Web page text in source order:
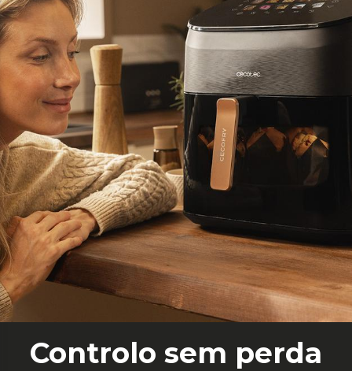
Controlo sem perda